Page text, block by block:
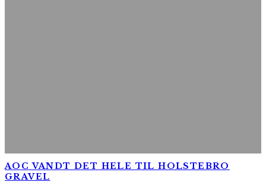
AOC VANDT DET HELE TIL HOLSTEBRO
GRAVEL